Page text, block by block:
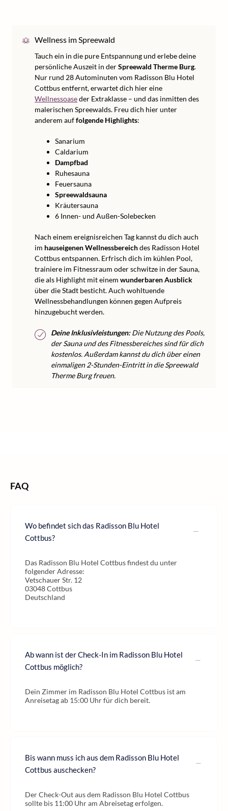
Wellness im Spreewald
Tauch ein in die pure Entspannung und erlebe deine
persönliche Auszeit in derSpreewald Therme Burg.
Nur rund 28 Autominuten vom Radisson Blu Hotel
Cottbus entfernt, erwartet dich hier eine
Wellnessoaseder Extraklasse – und das inmitten des
malerischen Spreewalds. Freu dich hier unter
anderem auffolgende Highlights:
Sanarium
Caldarium
Dampfbad
Ruhesauna
Feuersauna
Spreewaldsauna
Kräutersauna
6 Innen- und Außen-Solebecken
Nach einem ereignisreichen Tag kannst du dich auch
im hauseigenen Wellnessbereichdes Radisson Hotel
Cottbus entspannen. Erfrisch dich im kühlen Pool,
trainiere im Fitnessraum oder schwitze in der Sauna,
die als Highlight mit einem wunderbaren Ausblick
über die Stadt besticht. Auch wohltuende
Wellnessbehandlungen können gegen Aufpreis
hinzugebucht werden.
Deine Inklusivleistungen:Die Nutzung des Pools,
der Sauna und des Fitnessbereiches sind für dich
kostenlos. Außerdam kannst du dich über einen
einmaligen 2-Stunden-Eintritt in die Spreewald
Therme Burg freuen.
FAQ
Wo befindet sich das Radisson Blu Hotel
Cottbus?
Das Radisson Blu Hotel Cottbus findest du unter
folgender Adresse:
Vetschauer Str. 12
03048 Cottbus
Deutschland
Ab wann ist der Check-In im Radisson Blu Hotel
Cottbus möglich?
Dein Zimmer im Radisson Blu Hotel Cottbus ist am
Anreisetag ab 15:00 Uhr für dich bereit.
Bis wann muss ich aus dem Radisson Blu Hotel
Cottbus auschecken?
Der Check-Out aus dem Radisson Blu Hotel Cottbus
sollte bis 11:00 Uhr am Abreisetag erfolgen.